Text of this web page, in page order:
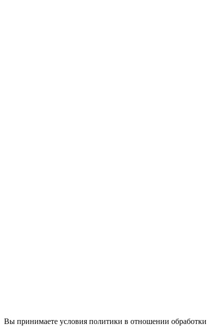
Вы принимаете условия политики в отношении обработки